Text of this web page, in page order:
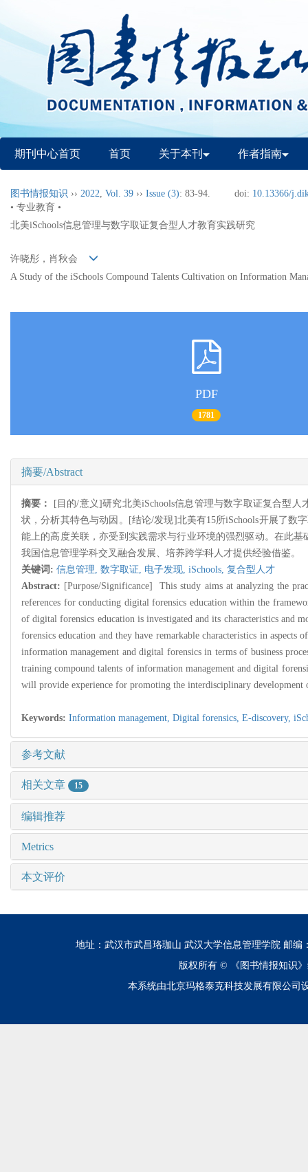
期刊中心首页 首页 关于本刊 作者指南
图书情报知识 ›› 2022, Vol. 39 ›› Issue (3): 83-94. doi: 10.13366/
• 专业教育 •
北美iSchools信息管理与数字取证复合型人才教育实践研究
许晓彤，肖秋会
A Study of the iSchools Compound Talents Cultivation on Information
PDF
1781
摘要/Abstract
摘要：
[目的/意义]研究北美iSchools信息管理与数字取证复合型
状，分析其特色与动因。[结论/发现]北美有15所iSchools开展了
能上的高度关联，亦受到实践需求与行业环境的强烈驱动。在此
我国信息管理学科交叉融合发展、培养跨学科人才提供经验借鉴。
关键词: 信息管理, 数字取证, 电子发现, iSchools, 复合型人才
Abstract: [Purpose/Significance] This study aims at analyzing the
references for conducting digital forensics education within the
of digital forensics education is investigated and its characteristics and
forensics education and they have remarkable characteristics in
information management and digital forensics in terms of business
training compound talents of information management and digital
will provide experience for promoting the interdisciplinary
Keywords: Information management, Digital forensics, E-discovery,
参考文献
相关文章 15
编辑推荐
Metrics
本文评价
地址：武汉市武昌珞珈山 武汉大学信息管理学院 邮编
版权所有 ©
《图书情报知识
本系统由北京玛格泰克科技发展有限公司